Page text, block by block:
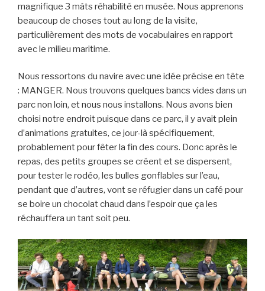
magnifique 3 mâts réhabilité en musée. Nous apprenons
beaucoup de choses tout au long de la visite,
particulièrement des mots de vocabulaires en rapport
avec le milieu maritime.
Nous ressortons du navire avec une idée précise en tête
: MANGER. Nous trouvons quelques bancs vides dans un
parc non loin, et nous nous installons. Nous avons bien
choisi notre endroit puisque dans ce parc, il y avait plein
d’animations gratuites, ce jour-là spécifiquement,
probablement pour fêter la fin des cours. Donc après le
repas, des petits groupes se créent et se dispersent,
pour tester le rodéo, les bulles gonflables sur l’eau,
pendant que d’autres, vont se réfugier dans un café pour
se boire un chocolat chaud dans l’espoir que ça les
réchauffera un tant soit peu.